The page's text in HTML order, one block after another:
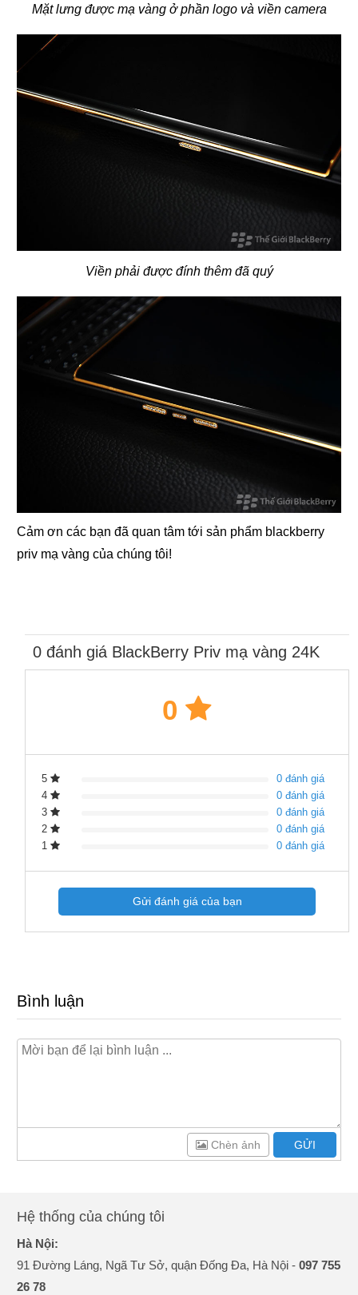
Mặt lưng được mạ vàng ở phần logo và viền camera
Viền phải được đính thêm đã quý
Cảm ơn các bạn đã quan tâm tới sản phẩm blackberry
priv mạ vàng của chúng tôi!
0 đánh giá BlackBerry Priv mạ vàng 24K
0
5
0 đánh giá
4
0 đánh giá
3
0 đánh giá
2
0 đánh giá
1
0 đánh giá
Gửi đánh giá của bạn
Bình luận
GỬI
Chèn ảnh
Hệ thống của chúng tôi
Hà Nội:
91 Đường Láng, Ngã Tư Sở, quận Đống Đa, Hà Nội -097 755
26 78